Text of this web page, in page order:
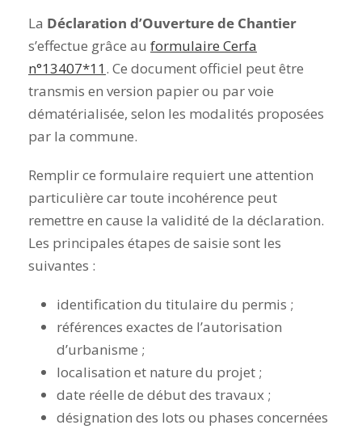
La Déclaration d’Ouverture de Chantier
s’effectue grâce au formulaire Cerfa
n°13407*11. Ce document officiel peut être
transmis en version papier ou par voie
dématérialisée, selon les modalités proposées
par la commune.
Remplir ce formulaire requiert une attention
particulière car toute incohérence peut
remettre en cause la validité de la déclaration.
Les principales étapes de saisie sont les
suivantes :
identification du titulaire du permis ;
références exactes de l’autorisation
d’urbanisme ;
localisation et nature du projet ;
date réelle de début des travaux ;
désignation des lots ou phases concernées